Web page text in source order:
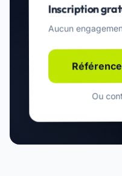
Inscription
Aucun
Ou